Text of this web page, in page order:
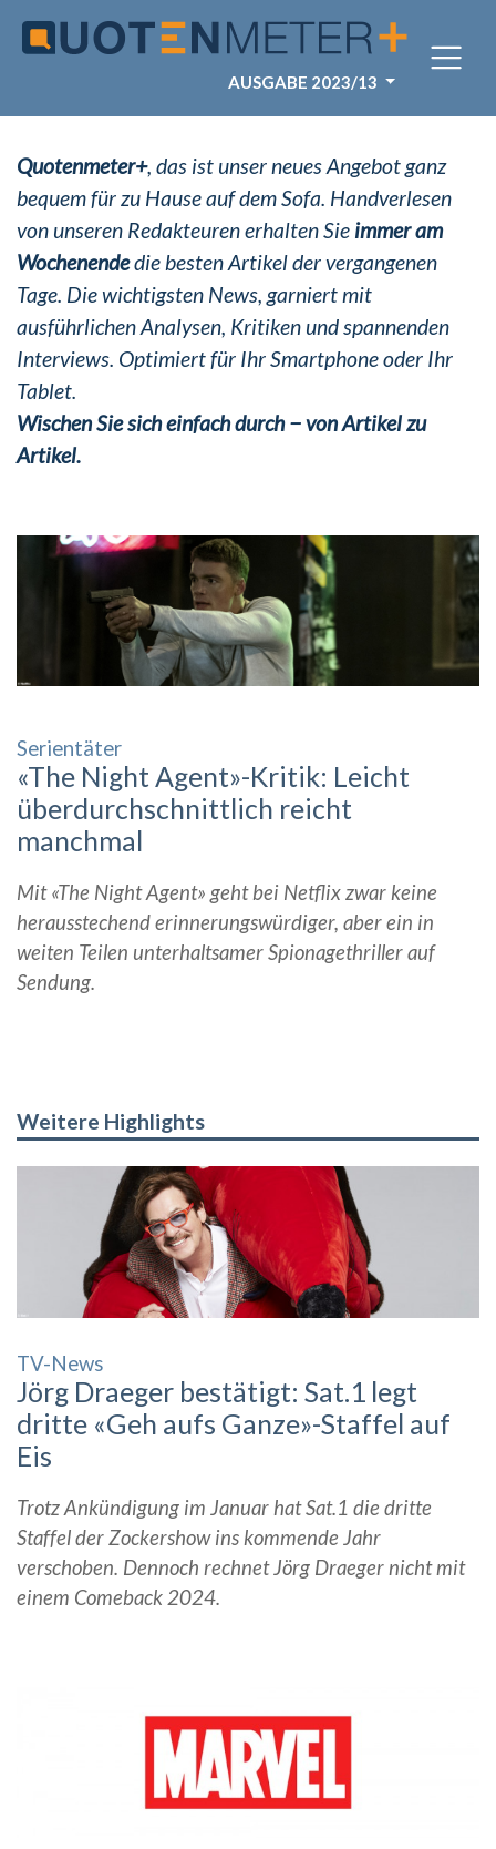
AUSGABE 2023/13
Quotenmeter+, das ist unser neues Angebot ganz
bequem für zu Hause auf dem Sofa. Handverlesen
von unseren Redakteuren erhalten Sie immer am
Wochenendedie besten Artikel der vergangenen
Tage. Die wichtigsten News, garniert mit
ausführlichen Analysen, Kritiken und spannenden
Interviews. Optimiert für Ihr Smartphone oder Ihr
Tablet.
Wischen Sie sich einfach durch − von Artikel zu
Artikel.
Serientäter
«The Night Agent»-Kritik: Leicht
überdurchschnittlich reicht
manchmal
Mit «The Night Agent» geht bei Netflix zwar keine
herausstechend erinnerungswürdiger, aber ein in
weiten Teilen unterhaltsamer Spionagethriller auf
Sendung.
Weitere Highlights
TV-News
Jörg Draeger bestätigt: Sat.1 legt
dritte «Geh aufs Ganze»-Staffel auf
Eis
Trotz Ankündigung im Januar hat Sat.1 die dritte
Staffel der Zockershow ins kommende Jahr
verschoben. Dennoch rechnet Jörg Draeger nicht mit
einem Comeback 2024.